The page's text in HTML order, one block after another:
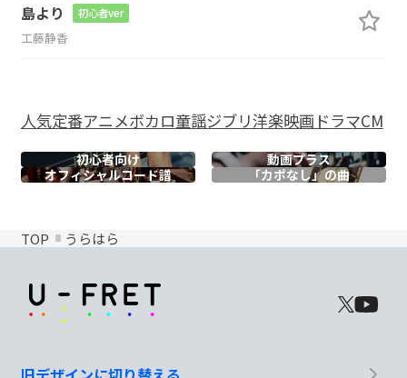
島より 初心者ver
工藤静香
人気定番アニメボカロ童謡ジブリ洋楽映画ドラマCM
初心者向け
動画プラス
オフィシャルコード譜 「カポなし」の曲
TOP うらはら